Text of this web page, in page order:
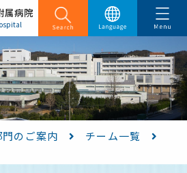
属病院 English
のご案内
チーム一覧